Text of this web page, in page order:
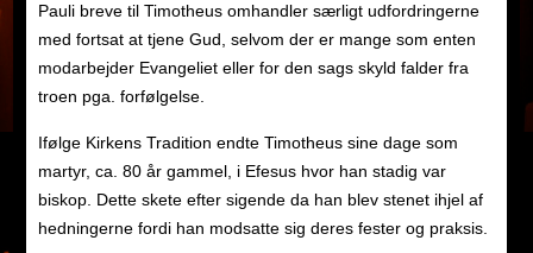
Pauli breve til Timotheus omhandler særligt udfordringerne
med fortsat at tjene Gud, selvom der er mange som enten
modarbejder Evangeliet eller for den sags skyld falder fra
troen pga. forfølgelse.
Ifølge Kirkens Tradition endte Timotheus sine dage som
martyr, ca. 80 år gammel, i Efesus hvor han stadig var
biskop. Dette skete efter sigende da han blev stenet ihjel af
hedningerne fordi han modsatte sig deres fester og praksis.